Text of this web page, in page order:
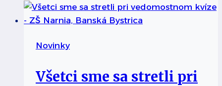
Novinky
Všetci sme sa stretli pri